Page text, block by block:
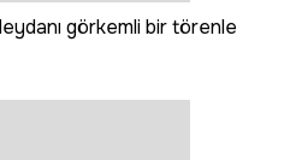
görkemli bir törenle